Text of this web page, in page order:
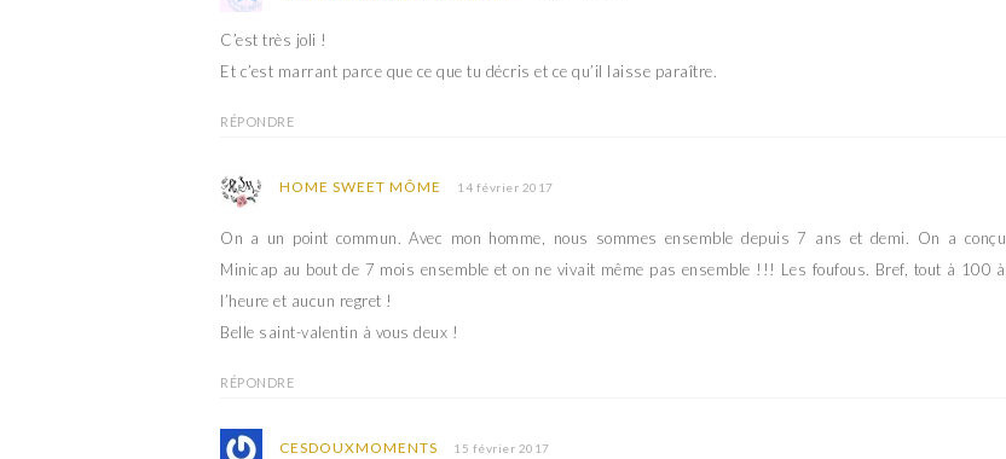
C’est très joli !
Et c’est marrant parce que ce que tu décris et ce qu’il laisse paraître.
RÉPONDRE
HOME SWEET MÔME 14 février 2017
On a un point commun. Avec mon homme, nous sommes ensemble depuis 7 ans et demi. On a conçu
Minicap au bout de 7 mois ensemble et on ne vivait même pas ensemble !!! Les foufous. Bref, tout à 100 à
l’heure et aucun regret !
Belle saint-valentin à vous deux !
RÉPONDRE
CESDOUXMOMENTS 15 février 2017